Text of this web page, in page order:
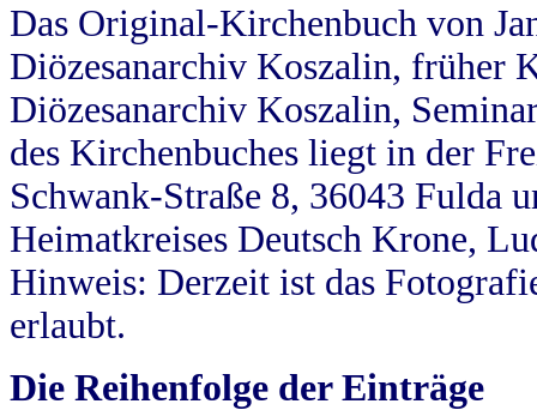
Das Original-Kirchenbuch von
Diözesanarchiv Koszalin, früher
Diözesanarchiv Koszalin,
des Kirchenbuches liegt in der
Schwank-Straße 8, 36043 Fulda
Heimatkreises Deutsch Krone,
Hinweis: Derzeit ist das
erlaubt.
Die Reihenfolge der Einträge